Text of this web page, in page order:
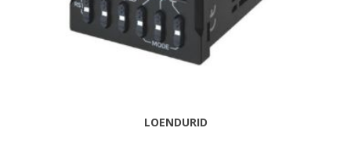
LOENDURID